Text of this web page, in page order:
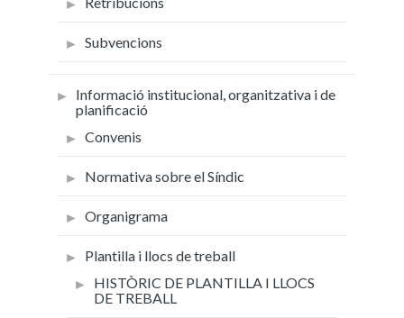
Subvencions
Informació institucional, organitzativa i de
planificació
Convenis
Normativa sobre el Síndic
Organigrama
Plantilla i llocs de treball
HISTÒRIC DE PLANTILLA I LLOCS
DE TREBALL